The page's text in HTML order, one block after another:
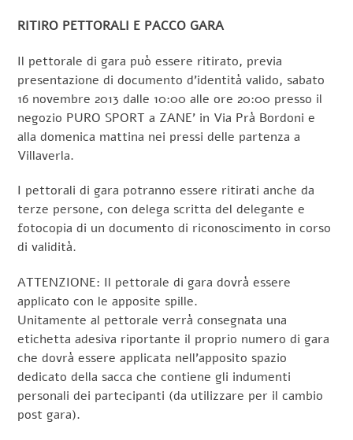
RITIRO PETTORALI E PACCO GARA
Il pettorale di gara può essere ritirato, previa
presentazione di documento d’identità valido, sabato
16 novembre 2013 dalle 10:00 alle ore 20:00 presso il
negozio PURO SPORT a ZANE’ in Via Prà Bordoni e
alla domenica mattina nei pressi delle partenza a
Villaverla.
I pettorali di gara potranno essere ritirati anche da
terze persone, con delega scritta del delegante e
fotocopia di un documento di riconoscimento in corso
di validità.
ATTENZIONE: Il pettorale di gara dovrà essere
applicato con le apposite spille.
Unitamente al pettorale verrà consegnata una
etichetta adesiva riportante il proprio numero di gara
che dovrà essere applicata nell’apposito spazio
dedicato della sacca che contiene gli indumenti
personali dei partecipanti (da utilizzare per il cambio
post gara).